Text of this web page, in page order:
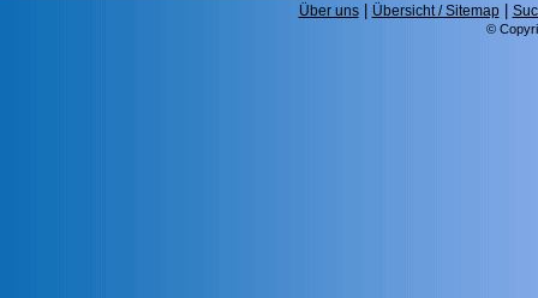
Über uns| Übersicht / Sitemap|
©